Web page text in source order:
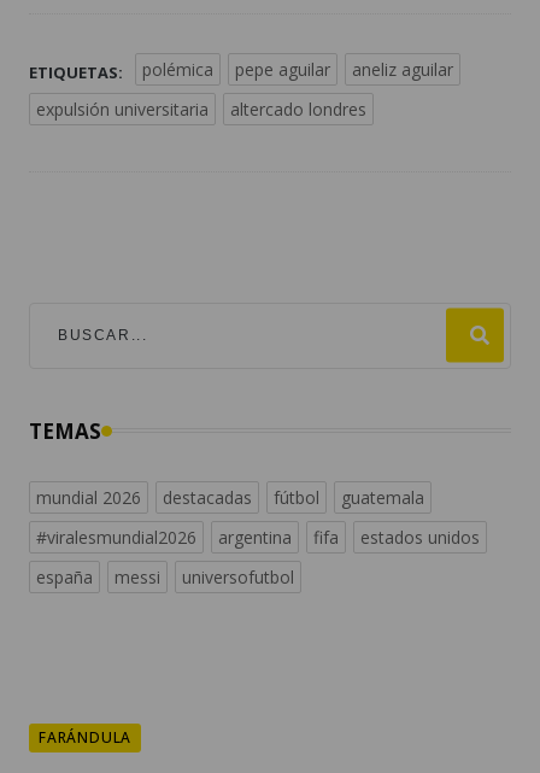
ETIQUETAS: polémica pepe aguilar
aneliz aguilar
expulsión universitaria
altercado londres
TEMAS
mundial 2026 destacadas fútbol
guatemala
#viralesmundial2026
argentina fifa
estados unidos
españa
messi universofutbol
FARÁNDULA